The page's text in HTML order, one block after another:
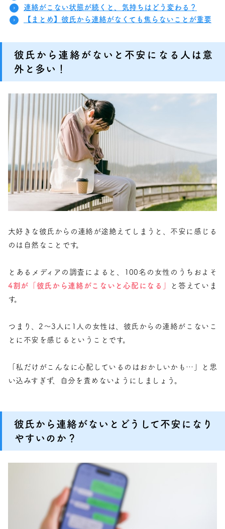
連絡がこない状態が続くと、気持ちはどう変わる？
【まとめ】彼氏から連絡がなくても焦らないことが重要
彼氏から連絡がないと不安になる人は意
外と多い！
大好きな彼氏からの連絡が途絶えてしまうと、不安に感じる
のは自然なことです。
とあるメディアの調査によると、100名の女性のうちおよそ
4割が「彼氏から連絡がこないと心配になる」
と答えていま
す。
つまり、2〜3人に1人の女性は、彼氏からの連絡がこないこ
とに不安を感じるということです。
「私だけがこんなに心配しているのはおかしいかも…」と思
い込みすぎず、自分を責めないようにしましょう。
彼氏から連絡がないとどうして不安になり
やすいのか？